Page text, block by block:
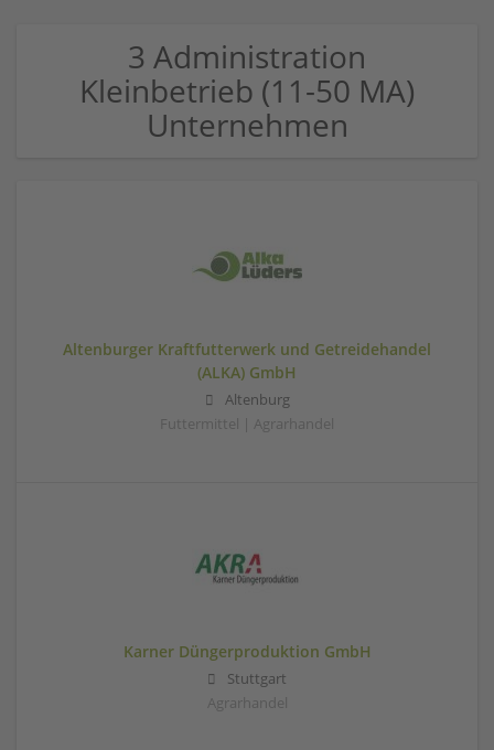
3 Administration
Kleinbetrieb (11-50 MA)
Unternehmen
Altenburger Kraftfutterwerk und Getreidehandel
(ALKA) GmbH
Altenburg
Futtermittel | Agrarhandel
Karner Düngerproduktion GmbH
Stuttgart
Agrarhandel